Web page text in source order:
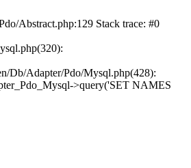
Abstract.php:129 Stack trace: #0
Db/Adapter/Pdo/Mysql.php(428):
>query('SET NAMES